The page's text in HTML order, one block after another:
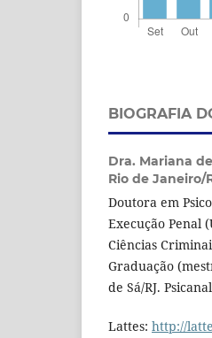
BIOGRAFIA
Dra. Mariana
Rio de Janeiro/
Doutora em
Execução Penal
Ciências
Graduação
de Sá/RJ.
Lattes: http://